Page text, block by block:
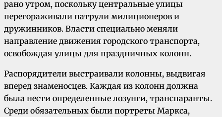
рано утром, поскольку центральные улицы
перегораживали патрули милиционеров и
дружинников. Власти специально меняли
направление движения городского транспорта,
освобождая улицы для праздничных колонн.
Распорядители выстраивали колонны, выдвигая
вперед знаменосцев. Каждая из колонн должна
была нести определенные лозунги, транспаранты.
Среди обязательных были портреты Маркса,